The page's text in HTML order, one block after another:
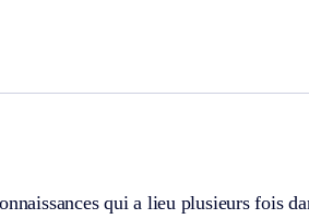
qui a lieu plusieurs fois